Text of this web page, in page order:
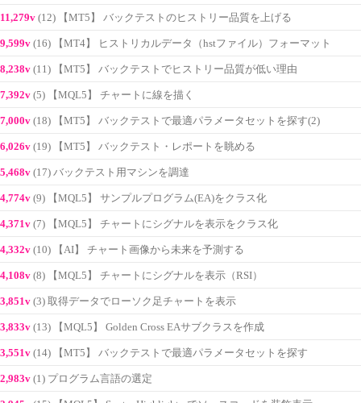
11,279v (12) 【MT5】 バックテストのヒストリー品質を上げる
9,599v (16) 【MT4】 ヒストリカルデータ（hstファイル）フォーマット
8,238v (11) 【MT5】 バックテストでヒストリー品質が低い理由
7,392v (5) 【MQL5】 チャートに線を描く
7,000v (18) 【MT5】 バックテストで最適パラメータセットを探す(2)
6,026v (19) 【MT5】 バックテスト・レポートを眺める
5,468v (17) バックテスト用マシンを調達
4,774v (9) 【MQL5】 サンプルプログラム(EA)をクラス化
4,371v (7) 【MQL5】 チャートにシグナルを表示をクラス化
4,332v (10) 【AI】 チャート画像から未来を予測する
4,108v (8) 【MQL5】 チャートにシグナルを表示（RSI）
3,851v (3) 取得データでローソク足チャートを表示
3,833v (13) 【MQL5】 Golden Cross EAサブクラスを作成
3,551v (14) 【MT5】 バックテストで最適パラメータセットを探す
2,983v (1) プログラム言語の選定